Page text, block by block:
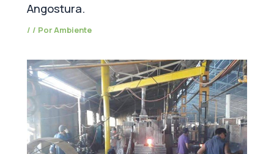
Angostura.
/ / PorAmbiente